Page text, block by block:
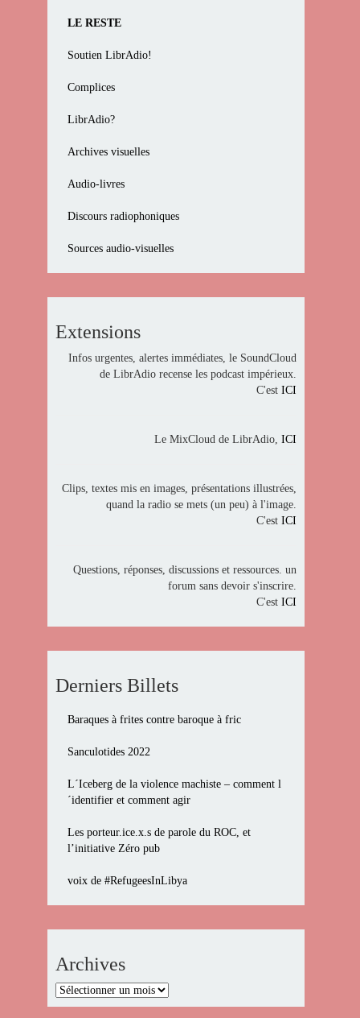
LE RESTE
Soutien LibrAdio!
Complices
LibrAdio?
Archives visuelles
Audio-livres
Discours radiophoniques
Sources audio-visuelles
Extensions
Infos urgentes, alertes immédiates, le SoundCloud
de LibrAdio recense les podcast impérieux.
C'est ICI
Le MixCloud de LibrAdio, ICI
Clips, textes mis en images, présentations illustrées,
quand la radio se mets (un peu) à l'image.
C'est ICI
Questions, réponses, discussions et ressources. un
forum sans devoir s'inscrire.
C'est ICI
Derniers Billets
Baraques à frites contre baroque à fric
Sanculotides 2022
L´Iceberg de la violence machiste – comment l
´identifier et comment agir
Les porteur.ice.x.s de parole du ROC, et
l’initiative Zéro pub
voix de #RefugeesInLibya
Archives
Archives